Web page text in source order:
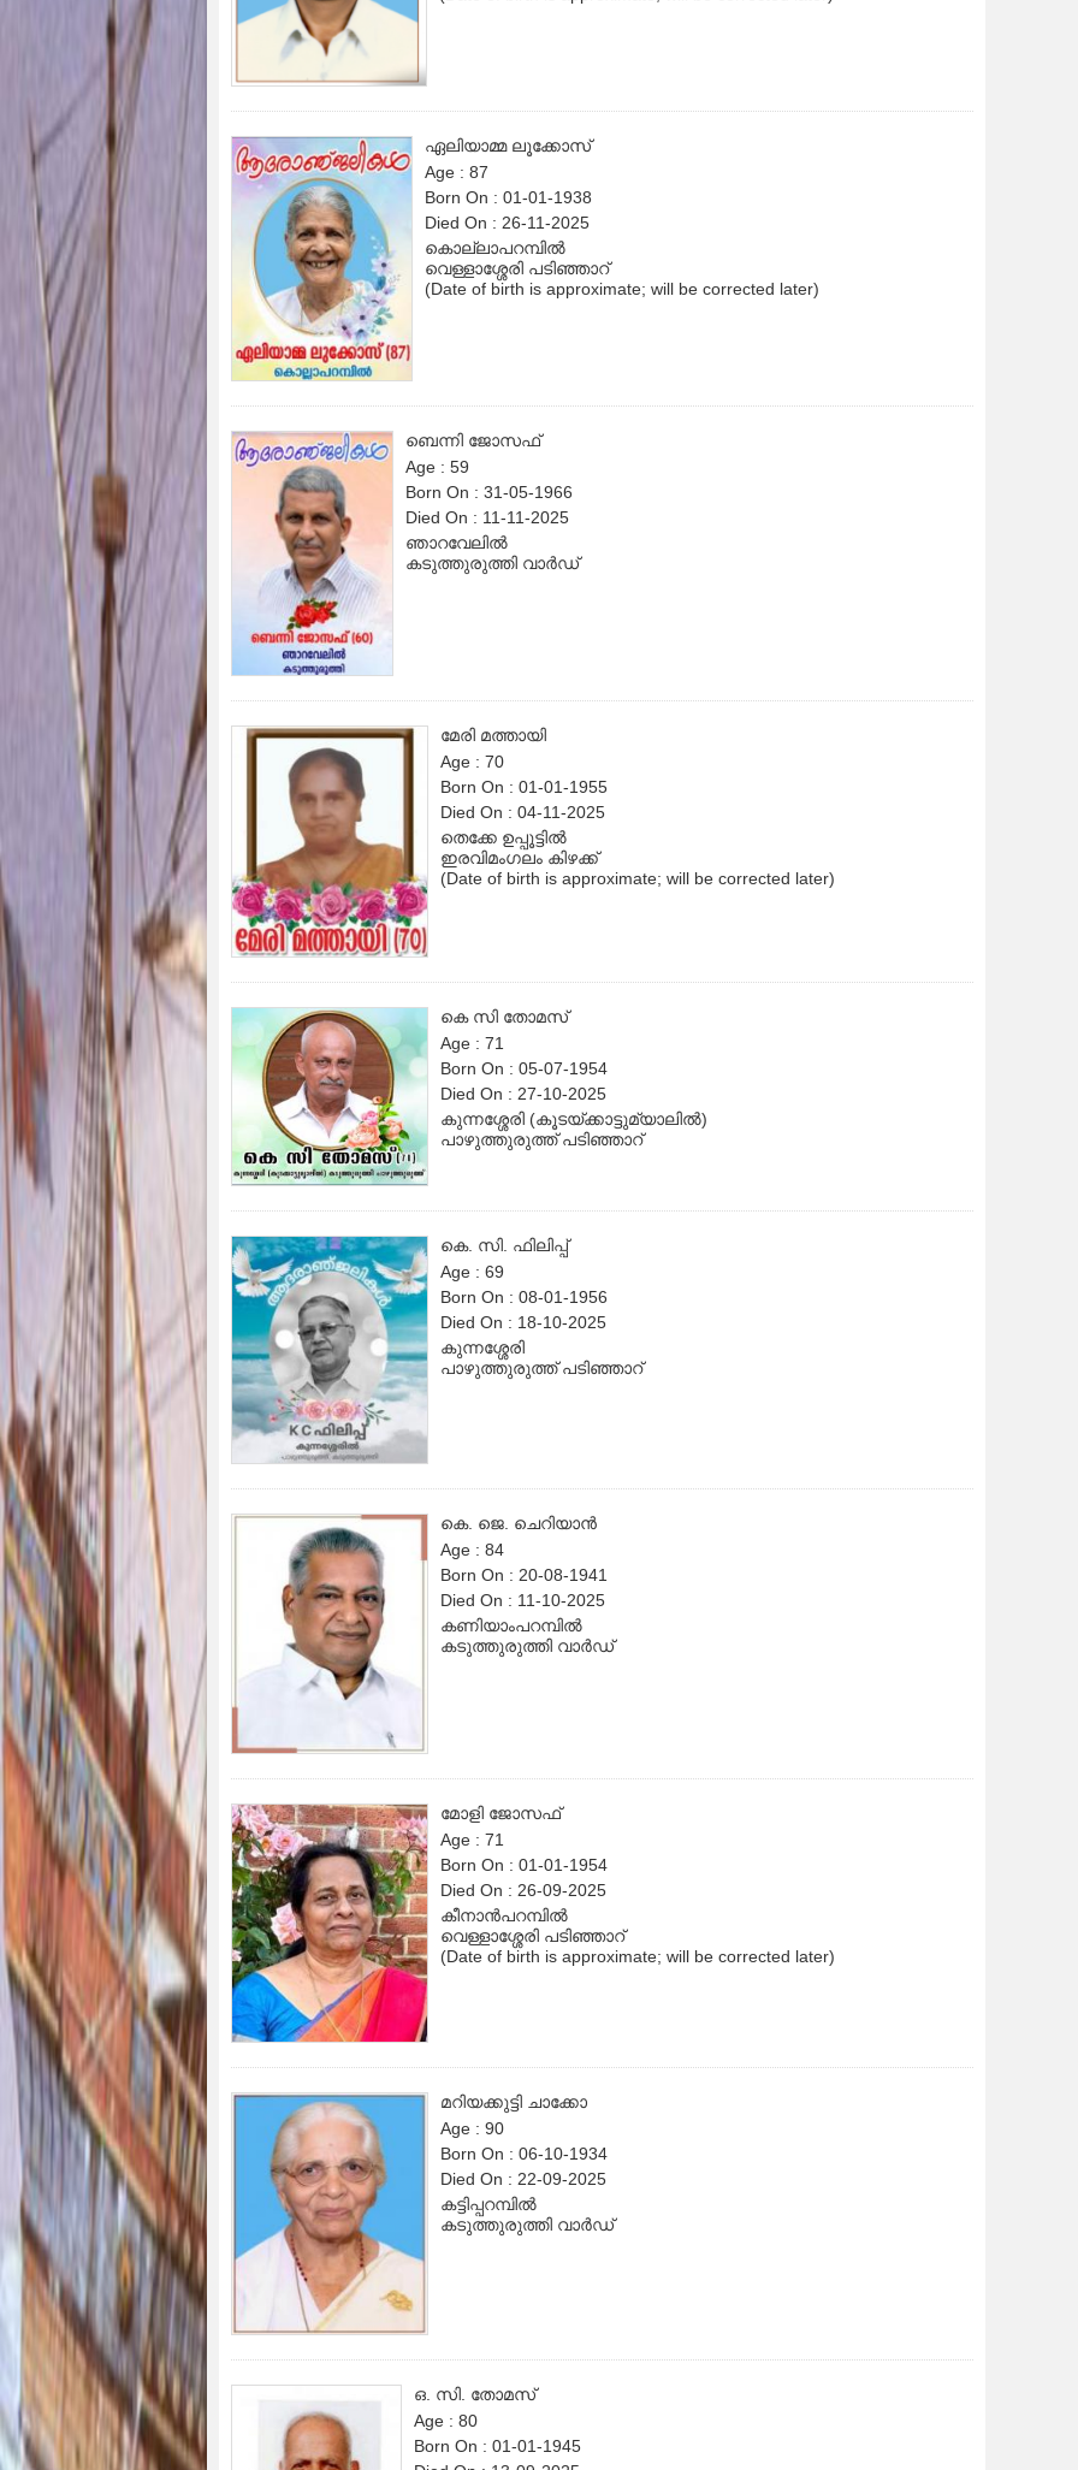
ഏലിയാമ്മ ലൂക്കോസ്
Age : 87
Born On : 01-01-1938
Died On : 26-11-2025
കൊല്ലാപറമ്പിൽ
വെള്ളാശ്ശേരി പടിഞ്ഞാറ്
(Date of birth is approximate; will be corrected later)
ബെന്നി ജോസഫ്
Age : 59
Born On : 31-05-1966
Died On : 11-11-2025
ഞാറവേലിൽ
കടുത്തുരുത്തി വാർഡ്
മേരി മത്തായി
Age : 70
Born On : 01-01-1955
Died On : 04-11-2025
തെക്കേ ഉപ്പൂട്ടിൽ
ഇരവിമംഗലം കിഴക്ക്
(Date of birth is approximate; will be corrected later)
കെ സി തോമസ്
Age : 71
Born On : 05-07-1954
Died On : 27-10-2025
കുന്നശ്ശേരി (കൂടയ്ക്കാട്ടുമ്യാലിൽ)
പാഴുത്തുരുത്ത് പടിഞ്ഞാറ്
കെ. സി. ഫിലിപ്പ്
Age : 69
Born On : 08-01-1956
Died On : 18-10-2025
കുന്നശ്ശേരി
പാഴുത്തുരുത്ത് പടിഞ്ഞാറ്
കെ. ജെ. ചെറിയാൻ
Age : 84
Born On : 20-08-1941
Died On : 11-10-2025
കണിയാംപറമ്പിൽ
കടുത്തുരുത്തി വാർഡ്
മോളി ജോസഫ്
Age : 71
Born On : 01-01-1954
Died On : 26-09-2025
കീനാൻപറമ്പിൽ
വെള്ളാശ്ശേരി പടിഞ്ഞാറ്
(Date of birth is approximate; will be corrected later)
മറിയക്കുട്ടി ചാക്കോ
Age : 90
Born On : 06-10-1934
Died On : 22-09-2025
കട്ടിപ്പറമ്പിൽ
കടുത്തുരുത്തി വാർഡ്
ഒ. സി. തോമസ്
Age : 80
Born On : 01-01-1945